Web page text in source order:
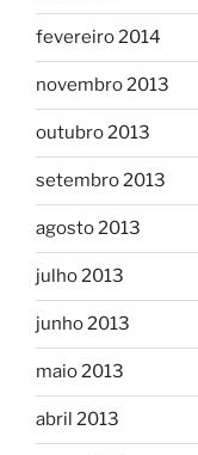
fevereiro 2014
novembro 2013
outubro 2013
setembro 2013
agosto 2013
julho 2013
junho 2013
maio 2013
abril 2013